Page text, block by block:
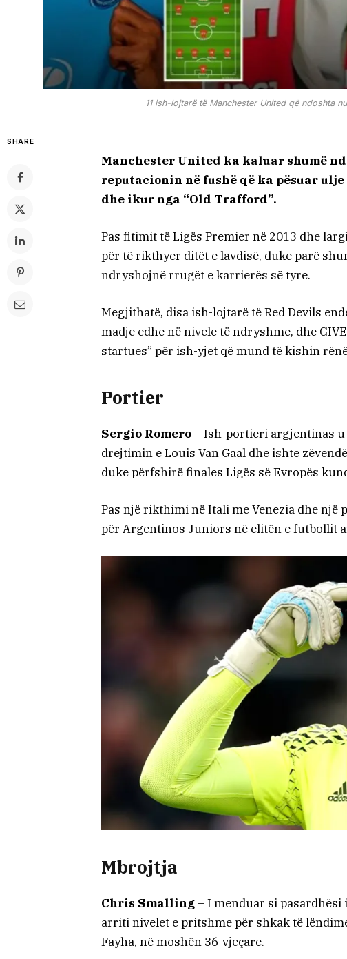
11 ish-lojtarë të Manchester United që ndoshta
SHARE
Manchester United ka kaluar shumë
reputacionin në fushë që ka pësuar
dhe ikur nga “Old Trafford”.
Pas fitimit të Ligës Premier në 2013 dhe
për të rikthyer ditët e lavdisë, duke parë
ndryshojnë rrugët e karrierës së tyre.
Megjithatë, disa ish-lojtarë të Red Devils
madje edhe në nivele të ndryshme, dhe
startues” për ish-yjet që mund të kishin
Portier
Sergio Romero– Ish-portieri argjentinas u
drejtimin e Louis Van Gaal dhe ishte
duke përfshirë finales Ligës së Evropës
Pas një rikthimi në Itali me Venezia dhe
për Argentinos Juniors në elitën e futbollit
Mbrojtja
Chris Smalling– I menduar si pasardhësi
arriti nivelet e pritshme për shkak të
Fayha, në moshën 36-vjeçare.